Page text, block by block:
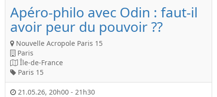
Apéro-philo avec Odin : faut-il
avoir peur du pouvoir ??
Nouvelle Acropole Paris 15
Paris
Île-de-France
Paris 15
21.05.26, 20h00 - 21h30